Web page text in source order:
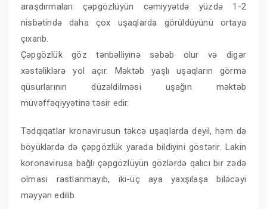
araşdırmaları çəpgözlüyün cəmiyyətdə yüzdə 1-2
nisbətində daha çox uşaqlarda görüldüyünü ortaya
çıxarıb.
Çəpgözlük göz tənbəlliyinə səbəb olur və digər
xəstəliklərə yol açır. Məktəb yaşlı uşaqların görmə
qüsurlarının düzəldilməsi uşağın məktəb
müvəffəqiyyətinə təsir edir.
Tədqiqatlar kronavirusun təkcə uşaqlarda deyil, həm də
böyüklərdə də çəpgözlük yarada bildiyini göstərir. Lakin
koronavirusa bağlı çəpgözlüyün gözlərdə qalıcı bir zədə
olması rastlanmayıb, iki-üç aya yaxşılaşa biləcəyi
məyyən edilib.